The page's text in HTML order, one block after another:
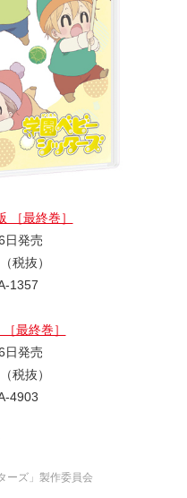
［最終巻］
日発売
税抜）
1357
最終巻］
日発売
税抜）
4903
ーズ」製作委員会